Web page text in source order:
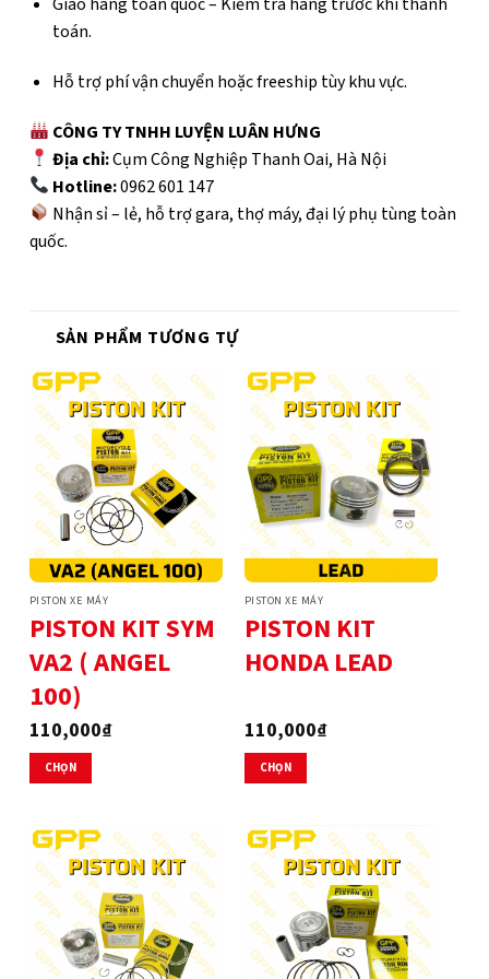
toán.
Hỗ trợ phí vận chuyển hoặc freeship tùy khu vực.
CÔNG TY TNHH LUYỆN LUÂN HƯNG
Địa chỉ:Cụm Công Nghiệp Thanh Oai, Hà Nội
Hotline:0962 601 147
Nhận sỉ – lẻ, hỗ trợ gara, thợ máy, đại lý phụ tùng toàn
quốc.
SẢN PHẨM TƯƠNG TỰ
PISTON XE MÁY
PISTON KIT SYM
VA2 ( ANGEL
100)
110,000₫
CHỌN
này
có
nhiều
biến
thể.
Các
PISTON XE MÁY
PISTON KIT
HONDA LEAD
110,000₫
CHỌN
này
có
nhiều
biến
thể.
Các